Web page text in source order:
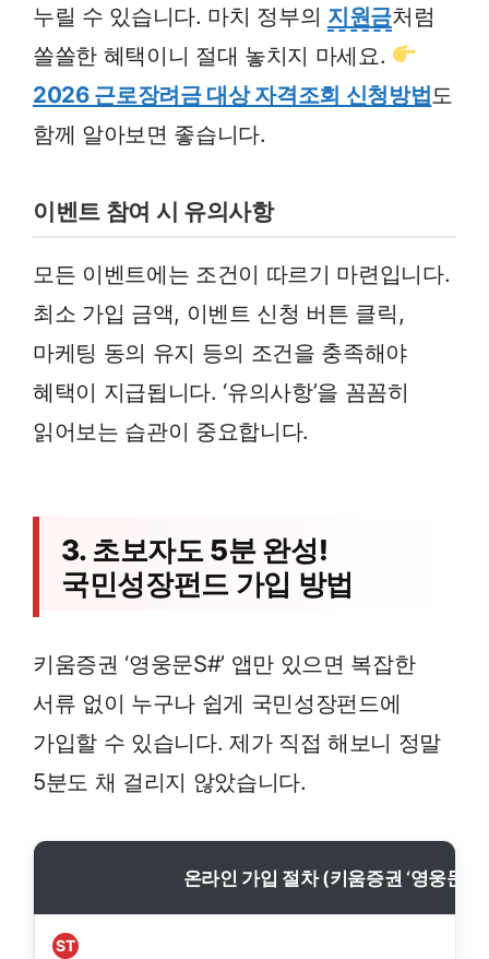
누릴 수 있습니다. 마치 정부의 지원금처럼
쏠쏠한 혜택이니 절대 놓치지 마세요.
2026 근로장려금 대상 자격조회 신청방법도
함께 알아보면 좋습니다.
이벤트 참여 시 유의사항
모든 이벤트에는 조건이 따르기 마련입니다.
최소 가입 금액, 이벤트 신청 버튼 클릭,
마케팅 동의 유지 등의 조건을 충족해야
혜택이 지급됩니다. ‘유의사항’을 꼼꼼히
읽어보는 습관이 중요합니다.
3. 초보자도 5분 완성!
국민성장펀드 가입 방법
키움증권 ‘영웅문S#’ 앱만 있으면 복잡한
서류 없이 누구나 쉽게 국민성장펀드에
가입할 수 있습니다. 제가 직접 해보니 정말
5분도 채 걸리지 않았습니다.
온라인 가입 절차 (키움증권 ‘영웅문
ST